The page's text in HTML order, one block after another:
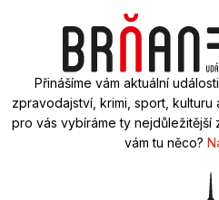
Přinášíme vám aktuální
zpravodajství, krimi, sport,
pro vás vybíráme ty nejdůležitější
vám tu něco?